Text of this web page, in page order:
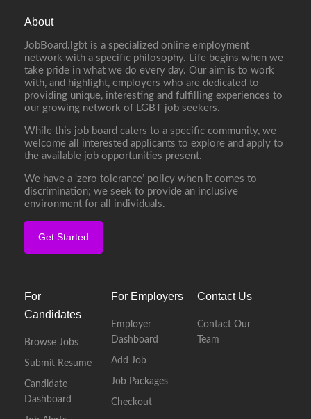
About
JobBoard.lgbt is a specialized online employment
network with a specific philosophy. Life begins when we
take pride in what we do every day. Our aim is to work
with, and highlight, employers who are dedicated to
providing unique, interesting and fulfilling experiences to
our growing network of LGBT job seekers.
While this job board caters to a specific community, we
welcome all interested applicants to explore and apply to
the available job opportunities present.
We have a ‘zero tolerance’ policy when it comes to
discrimination; we seek to provide an inclusive
environment for all individuals.
Get Started
For
Candidates
Browse Jobs
Submit Resume
Candidate
Dashboard
For Employers
Employer
Dashboard
Add Job
Job Packages
Checkout
Contact Us
Contact Our
Team